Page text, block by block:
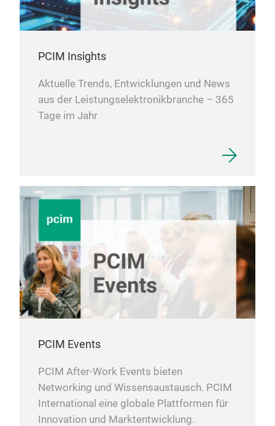
PCIM Insights
Aktuelle Trends, Entwicklungen und News
aus der Leistungselektronikbranche – 365
Tage im Jahr
PCIM Events
PCIM After-Work Events bieten
Networking und Wissensaustausch. PCIM
International eine globale Plattformen für
Innovation und Marktentwicklung.